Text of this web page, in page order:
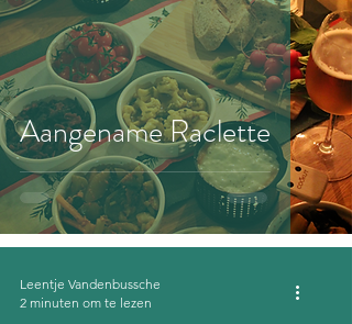
Aangename Raclette
Leentje Vandenbussche
2 minuten om te lezen